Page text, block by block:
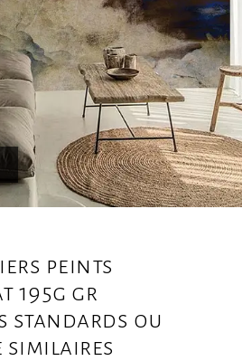
peints
195g gr
standards ou
similaires